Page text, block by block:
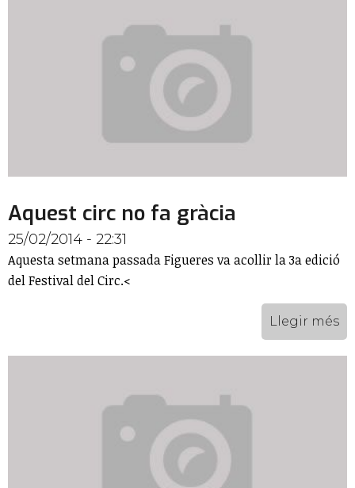
Aquest circ no fa gràcia
25/02/2014 - 22:31
Aquesta setmana passada Figueres va acollir la 3a edició
del Festival del Circ.<
Llegir més